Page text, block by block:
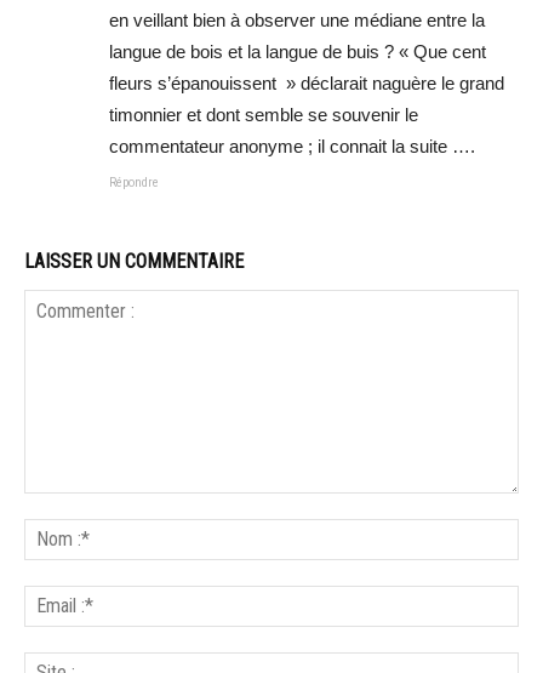
en veillant bien à observer une médiane entre la
langue de bois et la langue de buis ? « Que cent
fleurs s’épanouissent » déclarait naguère le grand
timonnier et dont semble se souvenir le
commentateur anonyme ; il connait la suite ….
Répondre
LAISSER UN COMMENTAIRE